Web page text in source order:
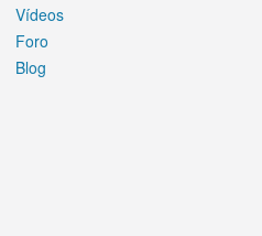
Vídeos
Foro
Blog